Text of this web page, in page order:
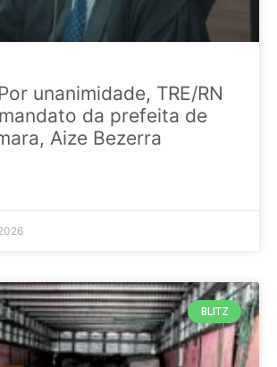
unanimidade, TRE/RN
da prefeita de
Aize Bezerra
BLITZ